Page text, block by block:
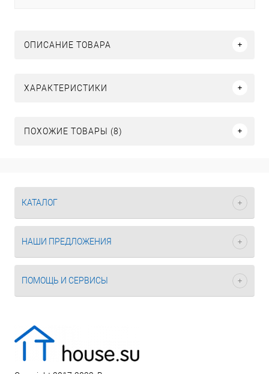
ОПИСАНИЕ ТОВАРА
ХАРАКТЕРИСТИКИ
ПОХОЖИЕ ТОВАРЫ (8)
КАТАЛОГ
НАШИ ПРЕДЛОЖЕНИЯ
ПОМОЩЬ И СЕРВИСЫ